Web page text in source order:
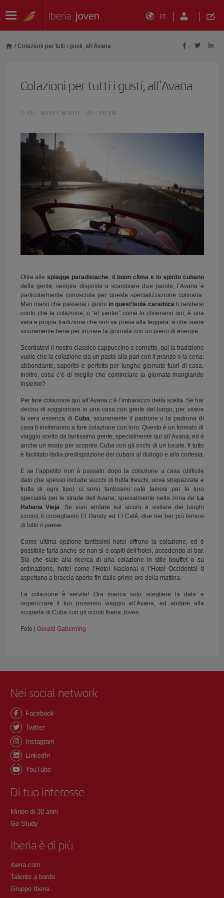
IT
/ Colazioni per tutti i gusti, all’Avana
Colazioni per tutti i gusti, all’Avana
1 DE NOVEMBRE DE 2019
Oltre allespiagge paradisiache, il buon clima e lo spirito cubano
della gente, sempre disposta a scambiare due parole, l’Avana è
particolarmente conosciuta per questa specializzazione culinaria.
Man mano che passerai i giorni in quest’isola caraibicati renderai
conto che la colazione, o “el yantar” come lo chiamano qui, è una
vera e propia tradizione che non va presa alla leggera, e che viene
sicuramente bene per iniziare la giornata con un pieno di energie.
Scordatevi il nostro classico cappuccino e cornetto, qui la tradizione
vuole che la colazione sia un pasto alla pari con il pranzo o la cena:
abbondante, saporito e perfetto per lunghe giornate fuori di casa.
Inoltre, cosa c’è di meglio che cominciare la giornata mangiando
insieme?
Per fare colazione qui all’Avana c’è l’imbarazzo della scelta. Se hai
deciso di soggiornare in una casa con gente del luogo, per vivere
la vera essenza diCuba, sicuramente il padrone o la padrona di
casa ti inviteranno a fare colazione con loro. Questo è un formato di
viaggio scelto da tantissima gente, specialmente qui all’Avana, ed è
anche un modo per scoprire Cuba con gli occhi di un locale. Il tutto
è facilitato dalla predispsizione dei cubani al dialogo e alla cortesia.
E se l’appetito non è passato dopo la colazione a casa (difficile
dato che spesso include succhi di frutta freschi, uova strapazzate e
frutta di ogni tipo) ci sono tantissimi café famosi per le loro
specialità per le strade dell’Avana, specialmente nella zona de La
Habana Vieja. Se vuoi andare sul sicuro e visitare dei luoghi
iconici, ti consigliamo El Dandy ed El Café, due dei bar più famosi
di tutto il paese.
Come ultima opzione tantissimi hotel offrono la colazione, ed è
possibile farla anche se non si è ospiti dell’hotel, accedendo al bar.
Sia che siate alla ricerca di una colazione in stile bouffet o su
ordinazione, hotel come l’Hotel Nacional o l’Hotel Occidental ti
aspettano a braccia aperte fin dalle prime ore della mattina.
La colazione è servita! Ora manca solo scegliere la data e
organizzare il tuo prossimo viaggio all’Avana, ed andare alla
scoperta di Cuba con gli sconti Iberia Joven.
Foto | Gerald Gaberning
Nei social network
Facebook
Twitter
Instagram
LinkedIn
YouTube
Di tuo interesse
Minori di 30 anni
Go Study
Iberia è di più
iberia.com
Talento a bordo
Gruppo Iberia